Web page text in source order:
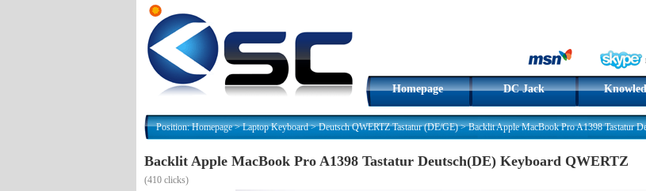
Homepage DC Jack
Position:Homepage>Laptop Keyboard>Deutsch QWERTZ Tastatur (DE/GE)>Backlit Apple MacBook Pro A1398 Tastatur
Backlit Apple MacBook Pro A1398 Tastatur Deutsch(DE) Keyboard QWERTZ
(410 clicks)